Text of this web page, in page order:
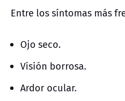
Entre los síntomas más
Ojo seco.
Visión borrosa.
Ardor ocular.